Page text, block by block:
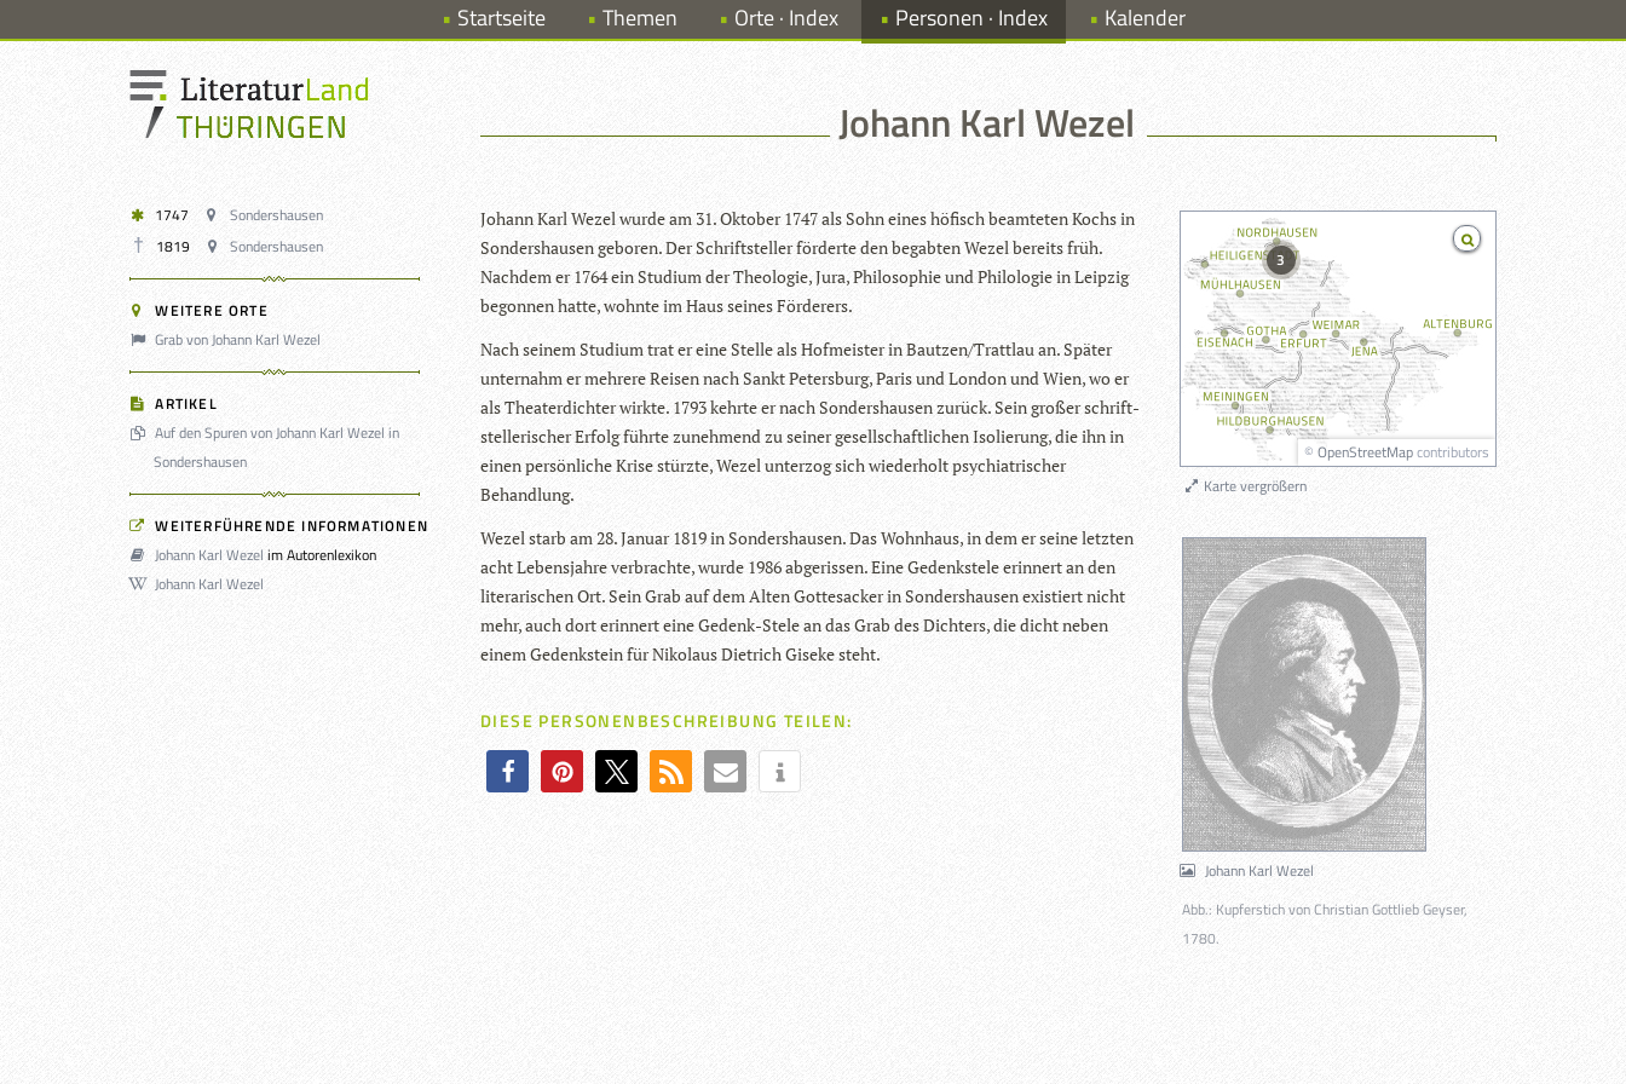
Startseite Themen Orte · Index Personen · Index Kalender
Johann Karl Wezel
1747
Sondershausen
1819
Sondershausen
WEITERE ORTE
Grab von Johann Karl Wezel
ARTIKEL
Auf den Spuren von Johann Karl Wezel in
Sondershausen
WEITERFÜHRENDE INFORMATIONEN
Johann Karl Wezel im Autorenlexikon
Johann Karl Wezel
Johann Karl Wezel wurde am 31. Okto­ber 1747 als Sohn eines höfisch beam­te­ten Kochs in
Son­ders­hau­sen gebo­ren. Der Schrift­stel­ler för­derte den begab­ten Wezel bereits früh.
Nach­dem er 1764 ein Stu­dium der Theo­lo­gie, Jura, Phi­lo­so­phie und Phi­lo­lo­gie in Leip­zig
begon­nen hatte, wohnte im Haus sei­nes Förderers.
Nach sei­nem Stu­dium trat er eine Stelle als Hof­meis­ter in Bautzen/Trattlau an. Spä­ter
unter­nahm er meh­rere Rei­sen nach Sankt Peters­burg, Paris und Lon­don und Wien, wo er
als Thea­ter­dich­ter wirkte. 1793 kehrte er nach Son­ders­hau­sen zurück. Sein gro­ßer schrift­
stel­le­ri­scher Erfolg führte zuneh­mend zu sei­ner gesell­schaft­li­chen Iso­lie­rung, die ihn in
einen per­sön­li­che Krise stürzte, Wezel unter­zog sich wie­der­holt psych­ia­tri­scher
Behandlung.
Wezel starb am 28. Januar 1819 in Son­ders­hau­sen. Das Wohn­haus, in dem er seine letz­ten
acht Lebens­jahre ver­brachte, wurde 1986 abge­ris­sen. Eine Gedenk­stele erin­nert an den
lite­ra­ri­schen Ort. Sein Grab auf dem Alten Got­tes­acker in Son­ders­hau­sen exis­tiert nicht
mehr, auch dort erin­nert eine Gedenk-Stele an das Grab des Dich­ters, die dicht neben
einem Gedenk­stein für Niko­laus Diet­rich Giseke steht.
DIESE PERSONENBESCHREIBUNG TEILEN:
3
© OpenStreetMapcontributors
Karte vergrößern
Johann Karl Wezel
Abb.: Kupferstich von Christian Gottlieb Geyser,
1780.